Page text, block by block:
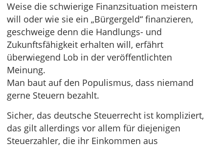
Weise die schwierige Finanzsituation meistern
will oder wie sie ein „Bürgergeld“ finanzieren,
geschweige denn die Handlungs- und
Zukunftsfähigkeit erhalten will, erfährt
überwiegend Lob in der veröffentlichten
Meinung.
Man baut auf den Populismus, dass niemand
gerne Steuern bezahlt.
Sicher, das deutsche Steuerrecht ist kompliziert,
das gilt allerdings vor allem für diejenigen
Steuerzahler, die ihr Einkommen aus